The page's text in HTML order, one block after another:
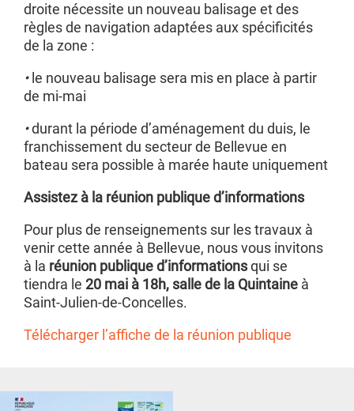
droite nécessite un nouveau balisage et des
règles de navigation adaptées aux spécificités
de la zone :
• le nouveau balisage sera mis en place à partir
de mi-mai
•durant la période d’aménagement du duis, le
franchissement du secteur de Bellevue en
bateau sera possible à marée haute uniquement
Assistez à la réunion publique d’informations
Pour plus de renseignements sur les travaux à
venir cette année à Bellevue, nous vous invitons
à la réunion publique d’informationsqui se
tiendra le 20 mai à 18h, salle de la Quintaine à
Saint-Julien-de-Concelles.
Télécharger l’affiche de la réunion publique